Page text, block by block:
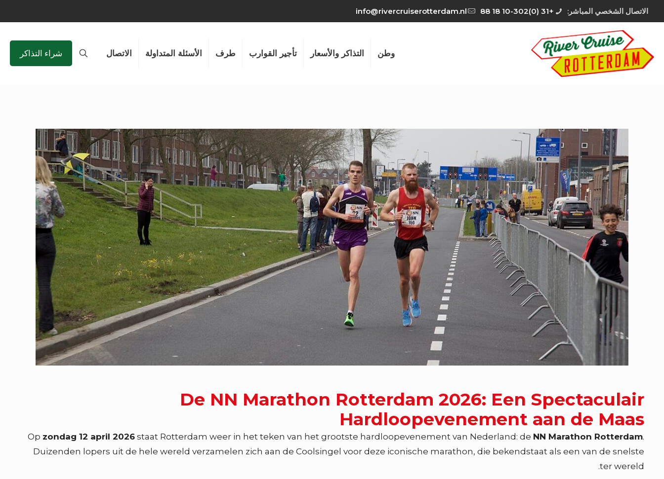
الاتصال الشخصي المباشر: +31 (0)10-302 18 88
info@rivercruiserotterdam.nl
وطن التذاكر والأسعار تأجير القوارب طرف الأسئلة المتداولة الاتصال شراء التذاكر
De NN Marathon Rotterdam 2026: Een Spectaculair
Hardloopevenement aan de Maas
Op zondag 12 april 2026 staat Rotterdam weer in het teken van het grootste hardloopevenement van Nederland: de NN Marathon Rotterdam.
Duizenden lopers uit de hele wereld verzamelen zich aan de Coolsingel voor deze iconische marathon, die bekendstaat als een van de snelste
ter wereld.